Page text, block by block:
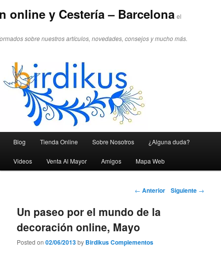
online y Cestería – Barcelona el
sobre nuestros artículos, novedades, consejos y mucho más.
Ir al contenido principal
Ir al contenido secundario
Blog Tienda Online Sobre Nosotros ¿Alguna duda?
Videos Venta Al Mayor Amigos Mapa Web
Navegador de artículos
← Anterior Siguiente →
Un paseo por el mundo de la
decoración online, Mayo
Posted on02/06/2013by Birdikus Complementos